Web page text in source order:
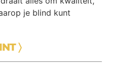
je blind kunt
〉